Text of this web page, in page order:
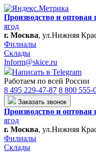
Производство и оптовая
ягод
г. Москва, ул.Нижняя
Филиалы
Склады
Inform@skice.ru
Написать в Telegram
Работаем по всей России
8 495 229-47-87 8 800 555-
Заказать звонок
Производство и оптовая
ягод
г. Москва, ул.Нижняя
Филиалы
Склады